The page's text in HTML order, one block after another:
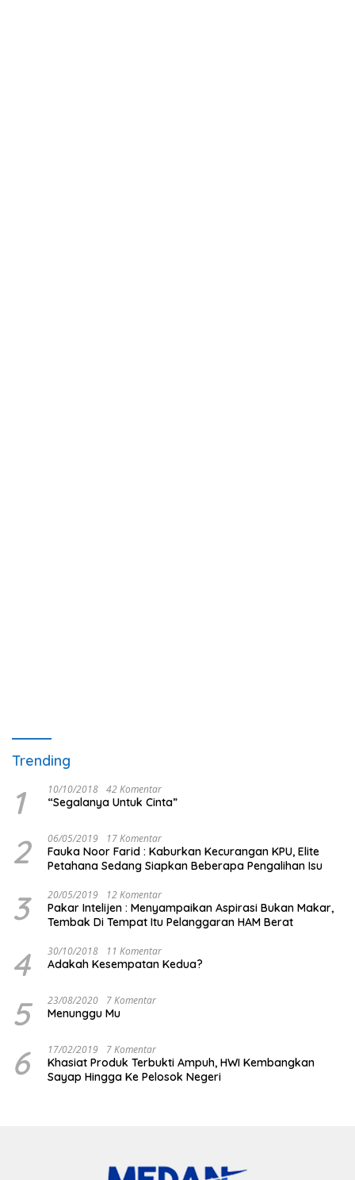
Trending
1 10/10/2018 42 Komentar
“Segalanya Untuk Cinta”
2 06/05/2019 17 Komentar
Fauka Noor Farid : Kaburkan Kecurangan KPU, Elite
Petahana Sedang Siapkan Beberapa Pengalihan Isu
3 20/05/2019 12 Komentar
Pakar Intelijen : Menyampaikan Aspirasi Bukan Makar,
Tembak Di Tempat Itu Pelanggaran HAM Berat
4 30/10/2018 11 Komentar
Adakah Kesempatan Kedua?
5 23/08/2020 7 Komentar
Menunggu Mu
6 17/02/2019 7 Komentar
Khasiat Produk Terbukti Ampuh, HWI Kembangkan
Sayap Hingga Ke Pelosok Negeri